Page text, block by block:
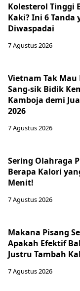
Kolesterol Tinggi
Kaki? Ini 6 Tanda
Diwaspadai
7 Agustus 2026
Vietnam Tak
Sang-sik Bidik
Kamboja demi
2026
7 Agustus 2026
Sering Olahraga
Berapa Kalori
Menit!
7 Agustus 2026
Makana Pisang
Apakah Efektif
Justru Tambah
7 Agustus 2026